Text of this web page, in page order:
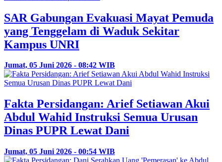
SAR Gabungan Evakuasi Mayat Pemuda
yang Tenggelam di Waduk Sekitar
Kampus UNRI
Jumat, 05 Juni 2026 - 08:42 WIB
Fakta Persidangan: Arief Setiawan Akui
Abdul Wahid Instruksi Semua Urusan
Dinas PUPR Lewat Dani
Jumat, 05 Juni 2026 - 00:54 WIB